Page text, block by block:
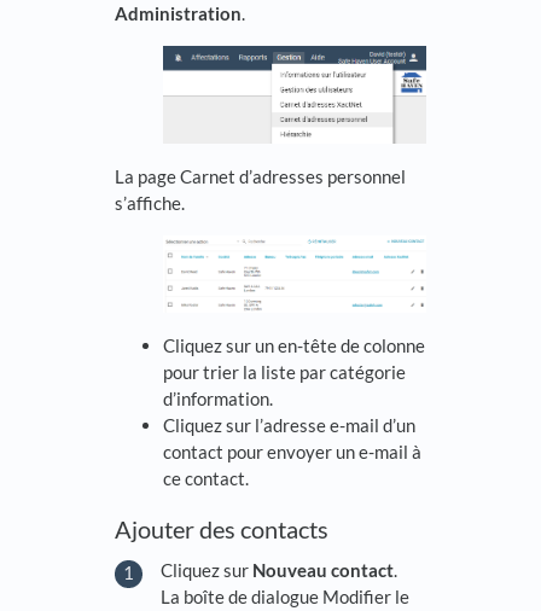
Administration.
La page Carnet d’adresses personnel
s’affiche.
Cliquez sur un en-tête de colonne
pour trier la liste par catégorie
d’information.
Cliquez sur l’adresse e-mail d’un
contact pour envoyer un e-mail à
ce contact.
Ajouter des contacts
Cliquez sur Nouveau contact.
La boîte de dialogue Modifier le